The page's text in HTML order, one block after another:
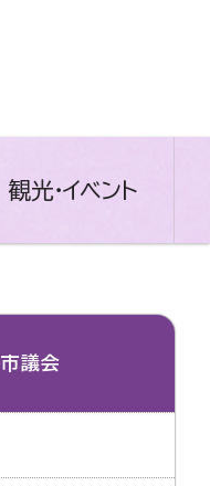
観光・イベント
市議会